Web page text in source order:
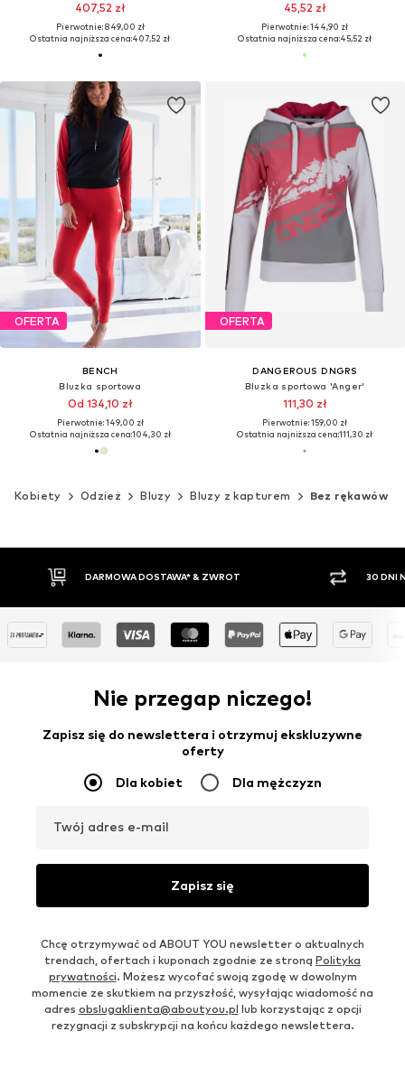
407,52 zł
Pierwotnie: 849,00 zł
Ostatnia najniższa cena:407,52 zł
45,52 zł
Pierwotnie: 144,90 zł
Ostatnia najniższa cena:45,52 zł
OFERTA
BENCH
Bluzka sportowa
Od 134,10 zł
Pierwotnie: 149,00 zł
Ostatnia najniższa cena:104,30 zł
OFERTA
DANGEROUS DNGRS
Bluzka sportowa 'Anger'
111,30 zł
Pierwotnie: 159,00 zł
Ostatnia najniższa cena:111,30 zł
Kobiety Odzież Bluzy Bluzy z kapturem Bez rękawów
30 DNI NA ZWROT TOWARU
Nie przegap niczego!
Zapisz się do newslettera i otrzymuj ekskluzywne
oferty
Dla kobiet Dla mężczyzn
Twój adres e-mail
Zapisz się
Chcę otrzymywać od ABOUT YOU newsletter o aktualnych
trendach, ofertach i kuponach zgodnie ze stroną Polityka
prywatności. Możesz wycofać swoją zgodę w dowolnym
momencie ze skutkiem na przyszłość, wysyłając wiadomość na
adres obslugaklienta@aboutyou.pl lub korzystając z opcji
rezygnacji z subskrypcji na końcu każdego newslettera.